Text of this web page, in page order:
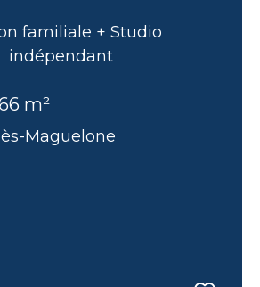
familiale + Studio
indépendant
m²
Maguelone